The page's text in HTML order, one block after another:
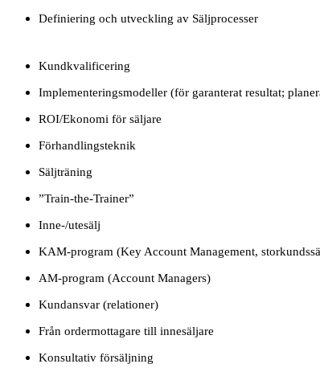
Definiering och utveckling av Säljprocesser
Kundkvalificering
Implementeringsmodeller (för garanterat resultat;
ROI/Ekonomi för säljare
Förhandlingsteknik
Säljträning
”Train-the-Trainer”
Inne-/utesälj
KAM-program (Key Account Management,
AM-program (Account Managers)
Kundansvar (relationer)
Från ordermottagare till innesäljare
Konsultativ försäljning